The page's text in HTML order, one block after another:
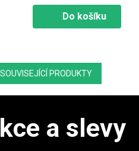
Do košíku
PRODUKTY
a slevy